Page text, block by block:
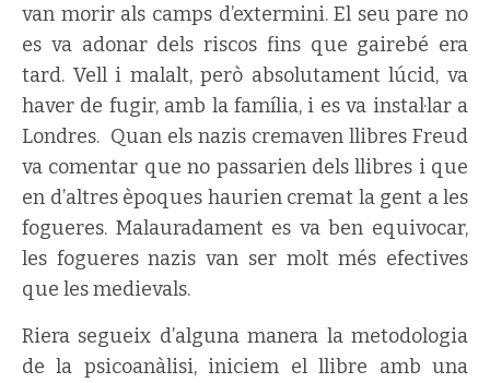
van morir als camps d’extermini. El seu pare no
es va adonar dels riscos fins que gairebé era
tard. Vell i malalt, però absolutament lúcid, va
haver de fugir, amb la família, i es va instal·lar a
Londres. Quan els nazis cremaven llibres Freud
va comentar que no passarien dels llibres i que
en d’altres èpoques haurien cremat la gent a les
fogueres. Malauradament es va ben equivocar,
les fogueres nazis van ser molt més efectives
que les medievals.
Riera segueix d’alguna manera la metodologia
de la psicoanàlisi, iniciem el llibre amb una